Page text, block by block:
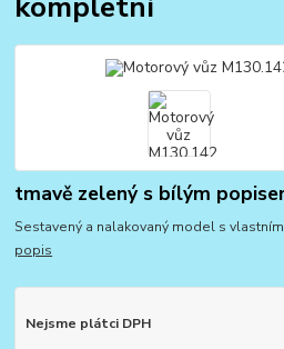
tmavě zelený s bílým
Sestavený a nalakovaný model s
popis
Nejsme plátci DPH